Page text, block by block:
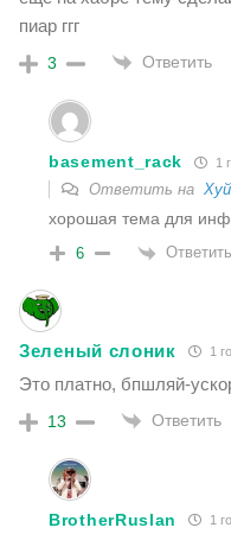
пиар ггг
3 Ответить
basement_rack 1
Ответить на
хорошая тема для
6 Ответить
Зеленый слоник 1
Это платно, бпшляй-
13 Ответить
BrotherRuslan 1